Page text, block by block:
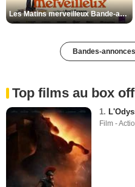
Les Matins merveilleux Bande-annonce VF
Bandes-
Top films au box
1.
Film -